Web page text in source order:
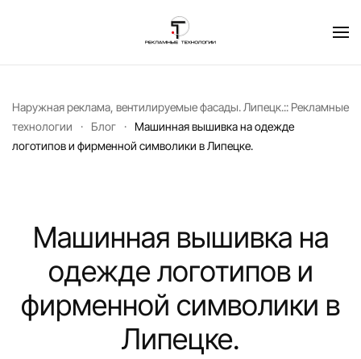
Перейти к содержимому
Наружная реклама, вентилируемые фасады. Липецк.:: Рекламные
технологии
Блог
Машинная вышивка на одежде
логотипов и фирменной символики в Липецке.
Машинная вышивка на
одежде логотипов и
фирменной символики в
Липецке.